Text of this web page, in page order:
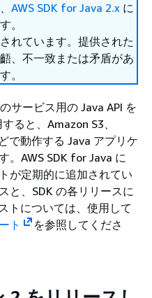
AWS SDK for Java 2.x に
。
れています。提供された
、不一致または矛盾があ
。
サービス用の Java API を
ると、Amazon S3、
で動作する Java アプリケ
。AWS SDK for Java に
が定期的に追加されてい
と、SDK の各リリースに
トについては、使用して
ト
を参照してくださ